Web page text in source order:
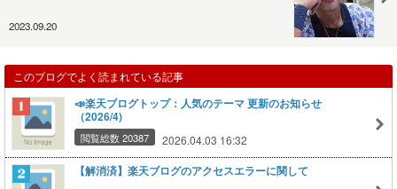
2023.09.20
このブログでよく読まれている記事
📣楽天ブログトップ：人気のテーマ 更新のお知らせ
（2026/4)
閲覧総数 20387 2026.04.03 16:32
【解消済】楽天ブログのアクセスエラーに関して